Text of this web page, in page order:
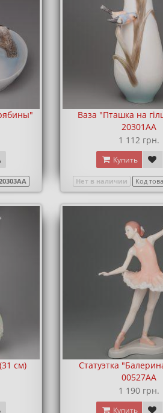
Ваза "Пташка на
20301AA
1 112 грн.
Купить
Нет в наличии Код
см)
Статуэтка
00527AA
1 190 грн.
Купить